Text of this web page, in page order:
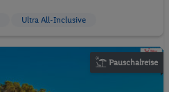
Ultra All-Inclusive
Pauschalreise